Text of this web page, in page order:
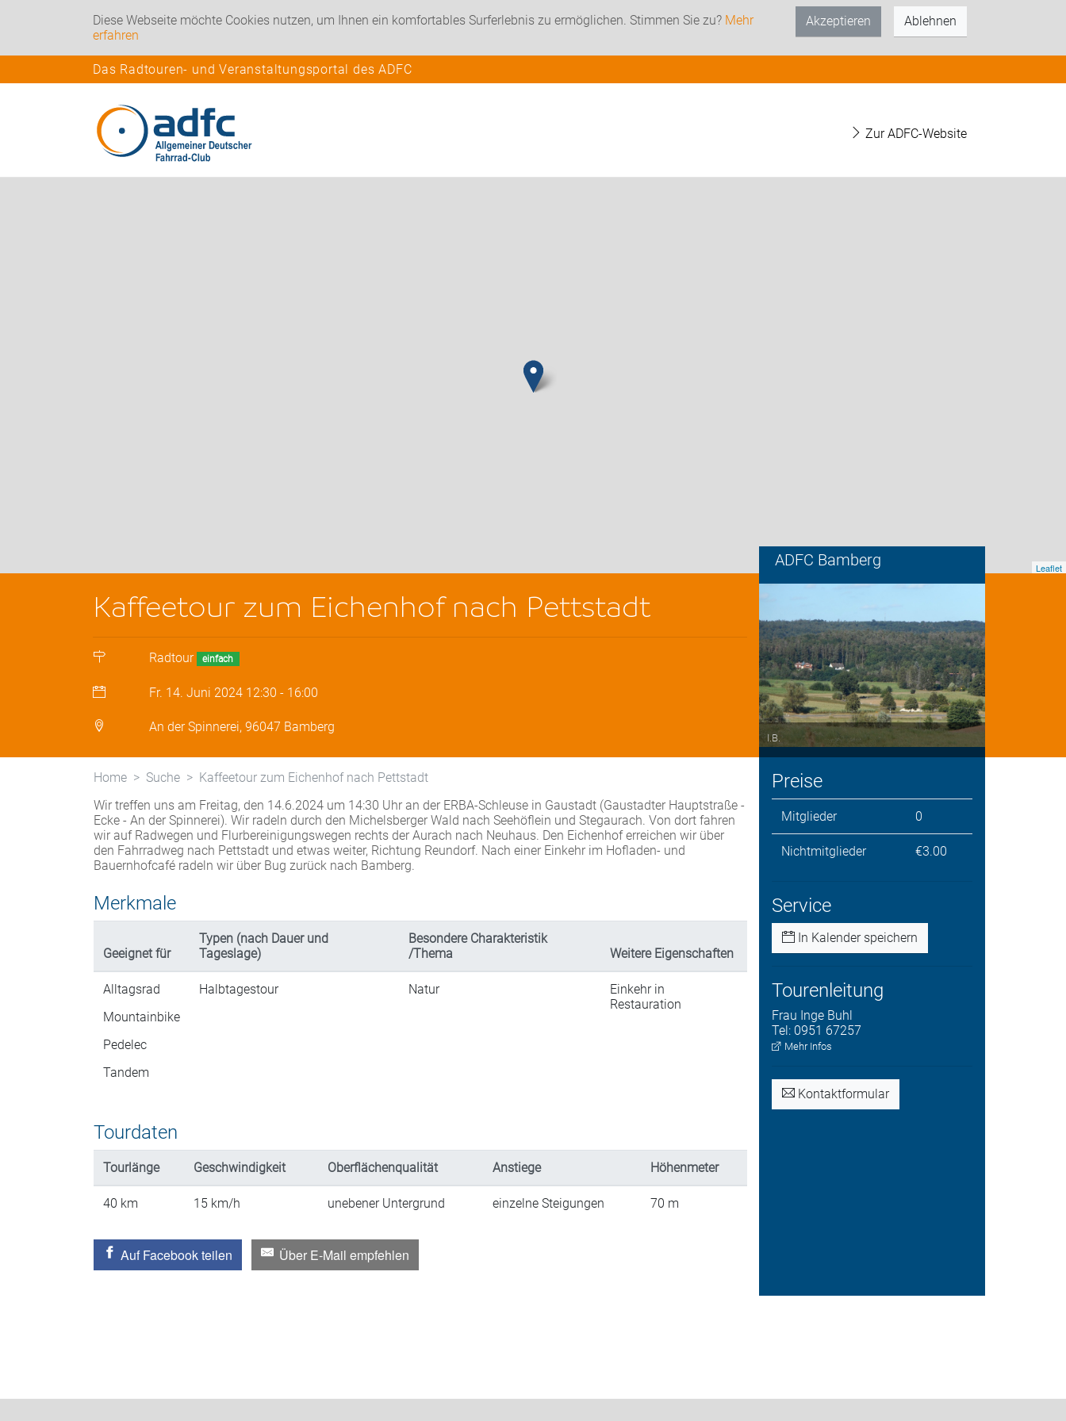
Diese Webseite möchte Cookies nutzen, um Ihnen ein komfortables Surferlebnis zu ermöglichen. Stimmen Sie zu? Mehr
erfahren
Akzeptieren Ablehnen
Das Radtouren- und Veranstaltungsportal des ADFC
Zur ADFC-Website
Leaflet
ADFC Bamberg
Kaffeetour zum Eichenhof nach Pettstadt
Radtour einfach
Fr. 14. Juni 2024 12:30 - 16:00
An der Spinnerei, 96047 Bamberg
I.B.
Preise
Mitglieder 0
Nichtmitglieder €3.00
Service
In Kalender speichern
Tourenleitung
Frau Inge Buhl
Tel: 0951 67257
Mehr Infos
Kontaktformular
Home Suche
Kaffeetour zum Eichenhof nach Pettstadt
Wir treffen uns am Freitag, den 14.6.2024 um 14:30 Uhr an der ERBA-Schleuse in Gaustadt (Gaustadter Hauptstraße -
Ecke - An der Spinnerei). Wir radeln durch den Michelsberger Wald nach Seehöflein und Stegaurach. Von dort fahren
wir auf Radwegen und Flurbereinigungswegen rechts der Aurach nach Neuhaus. Den Eichenhof erreichen wir über
den Fahrradweg nach Pettstadt und etwas weiter, Richtung Reundorf. Nach einer Einkehr im Hofladen- und
Bauernhofcafé radeln wir über Bug zurück nach Bamberg.
Merkmale
Geeignet für
Typen (nach Dauer und
Tageslage)
Besondere Charakteristik
/Thema
Weitere Eigenschaften
Alltagsrad
Mountainbike
Pedelec
Tandem
Halbtagestour Natur
Einkehr in
Restauration
Tourdaten
Tourlänge Geschwindigkeit Oberflächenqualität Anstiege Höhenmeter
40 km 15 km/h unebener Untergrund einzelne Steigungen 70 m
Auf Facebook teilen Über E-Mail empfehlen